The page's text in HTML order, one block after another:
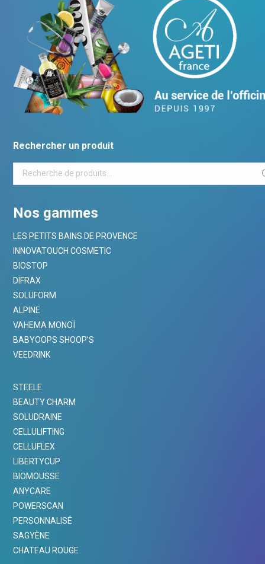
Rechercher un produit
Nos gammes
LES PETITS BAINS DE PROVENCE
INNOVATOUCH COSMETIC
BIOSTOP
DIFRAX
SOLUFORM
ALPINE
VAHEMA MONOÏ
BABYOOPS SHOOP’S
VEEDRINK
STEELE
BEAUTY CHARM
SOLUDRAINE
CELLULIFTING
CELLUFLEX
LIBERTYCUP
BIOMOUSSE
ANYCARE
POWERSCAN
PERSONNALISÉ
SAGYÈNE
CHATEAU ROUGE